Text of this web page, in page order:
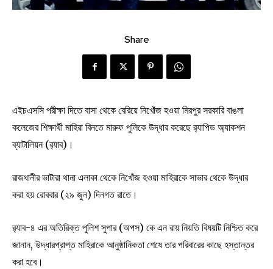
Share
এইচএসসি পরীক্ষা দিতে বাসা থেকে বেরিয়ে নিখোঁজ হওয়া মিরপুর সরকারি বাঙলা
কলেজের শিক্ষার্থী মাহিরা বিনতে মারুফ পুলিকে উদ্ধার করেছে র‍্যাপিড অ্যাকশন
ব্যাটালিয়ন (র‍্যাব)।
রাজধানীর ভাটারা থানা এলাকা থেকে নিখোঁজ হওয়া মাহিরাকে সাভার থেকে উদ্ধার
করা হয় রোববার (২৯ জুন) দিনগত রাতে।
র‍্যাব-৪ এর অতিরিক্ত পুলিশ সুপার (অপস) কে এন রায় নিয়তি বিষয়টি নিশ্চিত করে
জানান, উদ্ধারপ্রাপ্ত মাহিরাকে আনুষ্ঠানিকতা শেষে তার পরিবারের কাছে হস্তান্তর
করা হবে।